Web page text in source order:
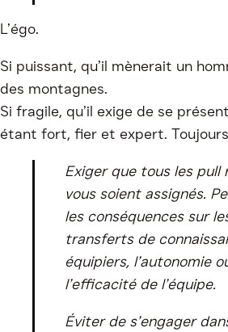
L’égo.
Si puissant, qu’il mènerait un
des montagnes.
Si fragile, qu’il exige de se
étant fort, fier et expert.
Exiger que tous les pull
vous soient assignés.
les conséquences sur
transferts de
équipiers, l’autonomie
l’efficacité de l’équipe.
Éviter de s’engager